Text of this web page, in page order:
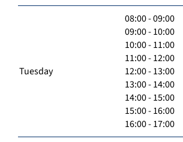
Tuesday
08:00 - 09:00
09:00 - 10:00
10:00 - 11:00
11:00 - 12:00
12:00 - 13:00
13:00 - 14:00
14:00 - 15:00
15:00 - 16:00
16:00 - 17:00